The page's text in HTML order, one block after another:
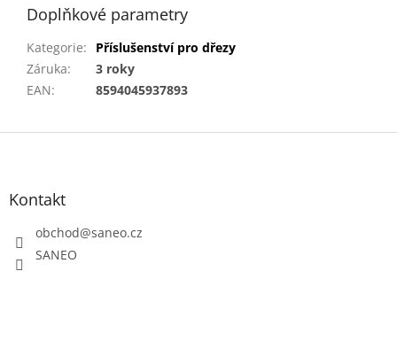
Doplňkové parametry
Kategorie:
Příslušenství pro dřezy
Záruka:
3 roky
EAN: 8594045937893
Z
Kontakt
obchod@saneo.cz
SANEO